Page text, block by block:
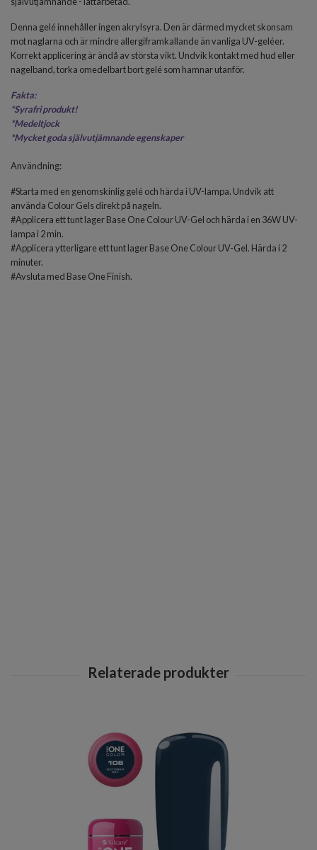
Denna gelé innehåller ingen akrylsyra. Den är därmed mycket skonsam
mot naglarna och är mindre allergiframkallande än vanliga UV-geléer.
Korrekt applicering är ändå av största vikt. Undvik kontakt med hud eller
nagelband, torka omedelbart bort gelé som hamnar utanför.
Fakta:
*Syrafri produkt!
*Medeltjock
*Mycket goda självutjämnande egenskaper
Användning:
#Starta med en genomskinlig gelé och härda i UV-lampa. Undvik att
använda Colour Gels direkt på nageln.
#Applicera ett tunt lager Base One Colour UV-Gel och härda i en 36W UV-
lampa i 2 min.
#Applicera ytterligare ett tunt lager Base One Colour UV-Gel. Härda i 2
minuter.
#Avsluta med Base One Finish.